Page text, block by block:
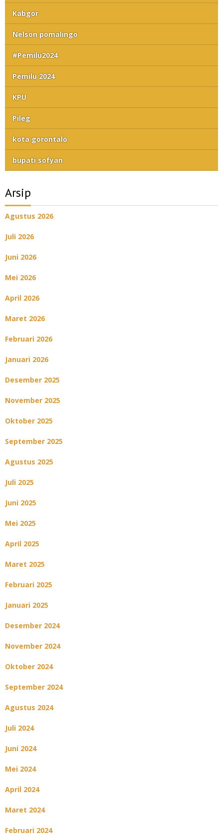
Kabgor
Nelson pomalingo
#Pemilu2024
Pemilu 2024
KPU
Pileg
kota gorontalo
bupati sofyan
Arsip
Agustus 2026
Juli 2026
Juni 2026
Mei 2026
April 2026
Maret 2026
Februari 2026
Januari 2026
Desember 2025
November 2025
Oktober 2025
September 2025
Agustus 2025
Juli 2025
Juni 2025
Mei 2025
April 2025
Maret 2025
Februari 2025
Januari 2025
Desember 2024
November 2024
Oktober 2024
September 2024
Agustus 2024
Juli 2024
Juni 2024
Mei 2024
April 2024
Maret 2024
Februari 2024